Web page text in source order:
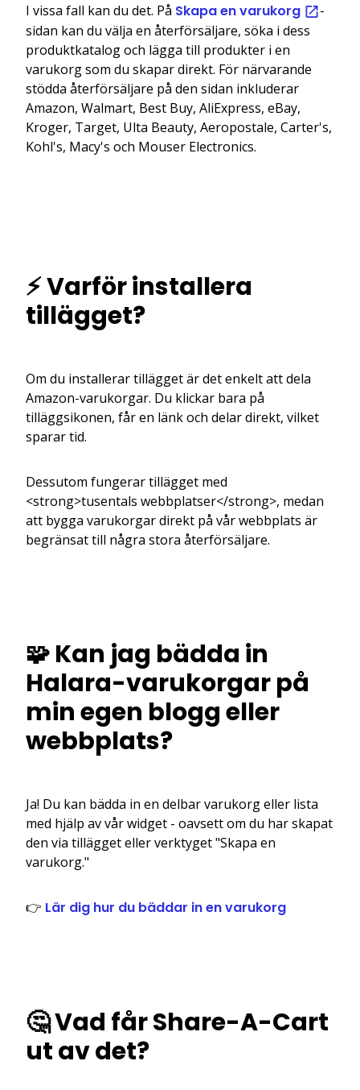
I vissa fall kan du det. På Skapa en varukorg
-
sidan kan du välja en återförsäljare, söka i dess
produktkatalog och lägga till produkter i en
varukorg som du skapar direkt. För närvarande
stödda återförsäljare på den sidan inkluderar
Amazon, Walmart, Best Buy, AliExpress, eBay,
Kroger, Target, Ulta Beauty, Aeropostale, Carter's,
Kohl's, Macy's och Mouser Electronics.
⚡ Varför installera
tillägget?
Om du installerar tillägget är det enkelt att dela
Amazon-varukorgar. Du klickar bara på
tilläggsikonen, får en länk och delar direkt, vilket
sparar tid.
Dessutom fungerar tillägget med
<strong>tusentals webbplatser</strong>, medan
att bygga varukorgar direkt på vår webbplats är
begränsat till några stora återförsäljare.
🧩 Kan jag bädda in
Halara-varukorgar på
min egen blogg eller
webbplats?
Ja! Du kan bädda in en delbar varukorg eller lista
med hjälp av vår widget - oavsett om du har skapat
den via tillägget eller verktyget "Skapa en
varukorg."
👉 Lär dig hur du bäddar in en varukorg
🤔 Vad får Share-A-Cart
ut av det?